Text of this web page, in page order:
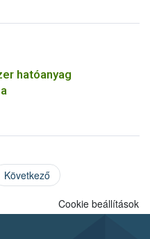
hatóanyag
Következő
Cookie beállítások